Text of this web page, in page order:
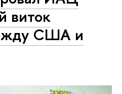
виток
США и